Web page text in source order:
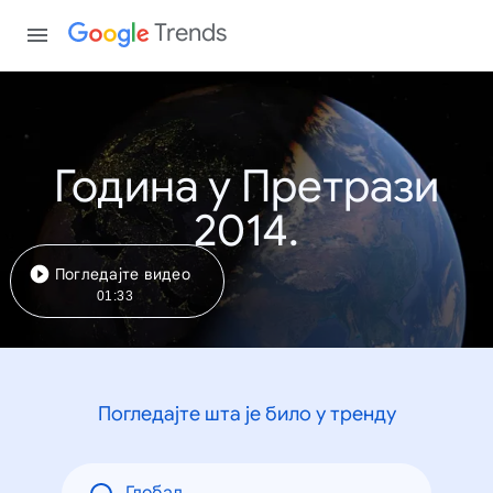
Trends
Година у Претрази
2014.
Погледајте видео
01:33
Погледајте шта је било у тренду